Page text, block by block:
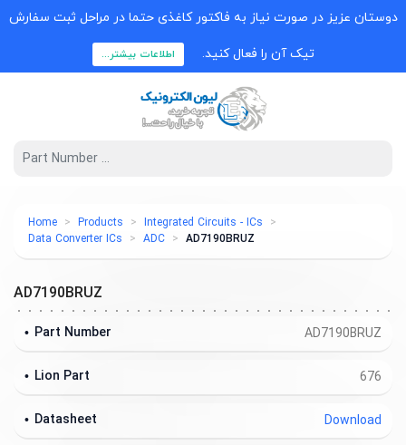
دوستان عزیز در صورت نیاز به فاکتور کاغذی حتما در مراحل ثبت سفارش
تیک آن را فعال کنید. اطلاعات بیشتر...
Home Products
Integrated Circuits - ICs
Data Converter ICs
ADC AD7190BRUZ
AD7190BRUZ
AD7190BRUZ
Part Number
676
Lion Part
Download
Datasheet